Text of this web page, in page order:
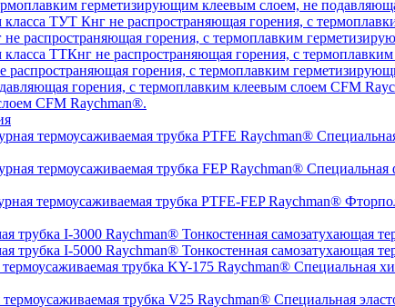
герметизирующим клеевым слоем, не
распространяющая горения, с термоплавким
распространяющая горения, с термоплавким
CFM Raychman®.
Специальная
Тонкостенная самозатухающая
Тонкостенная самозатухающая
Специальная
Специальная